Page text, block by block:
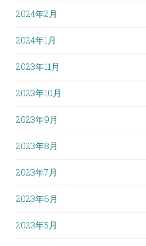
2024年2月
2024年1月
2023年11月
2023年10月
2023年9月
2023年8月
2023年7月
2023年6月
2023年5月